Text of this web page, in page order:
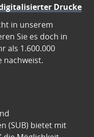
Drucke
in unserem
Sie es doch in
als 1.600.000
nachweist.
(SUB) bietet mit